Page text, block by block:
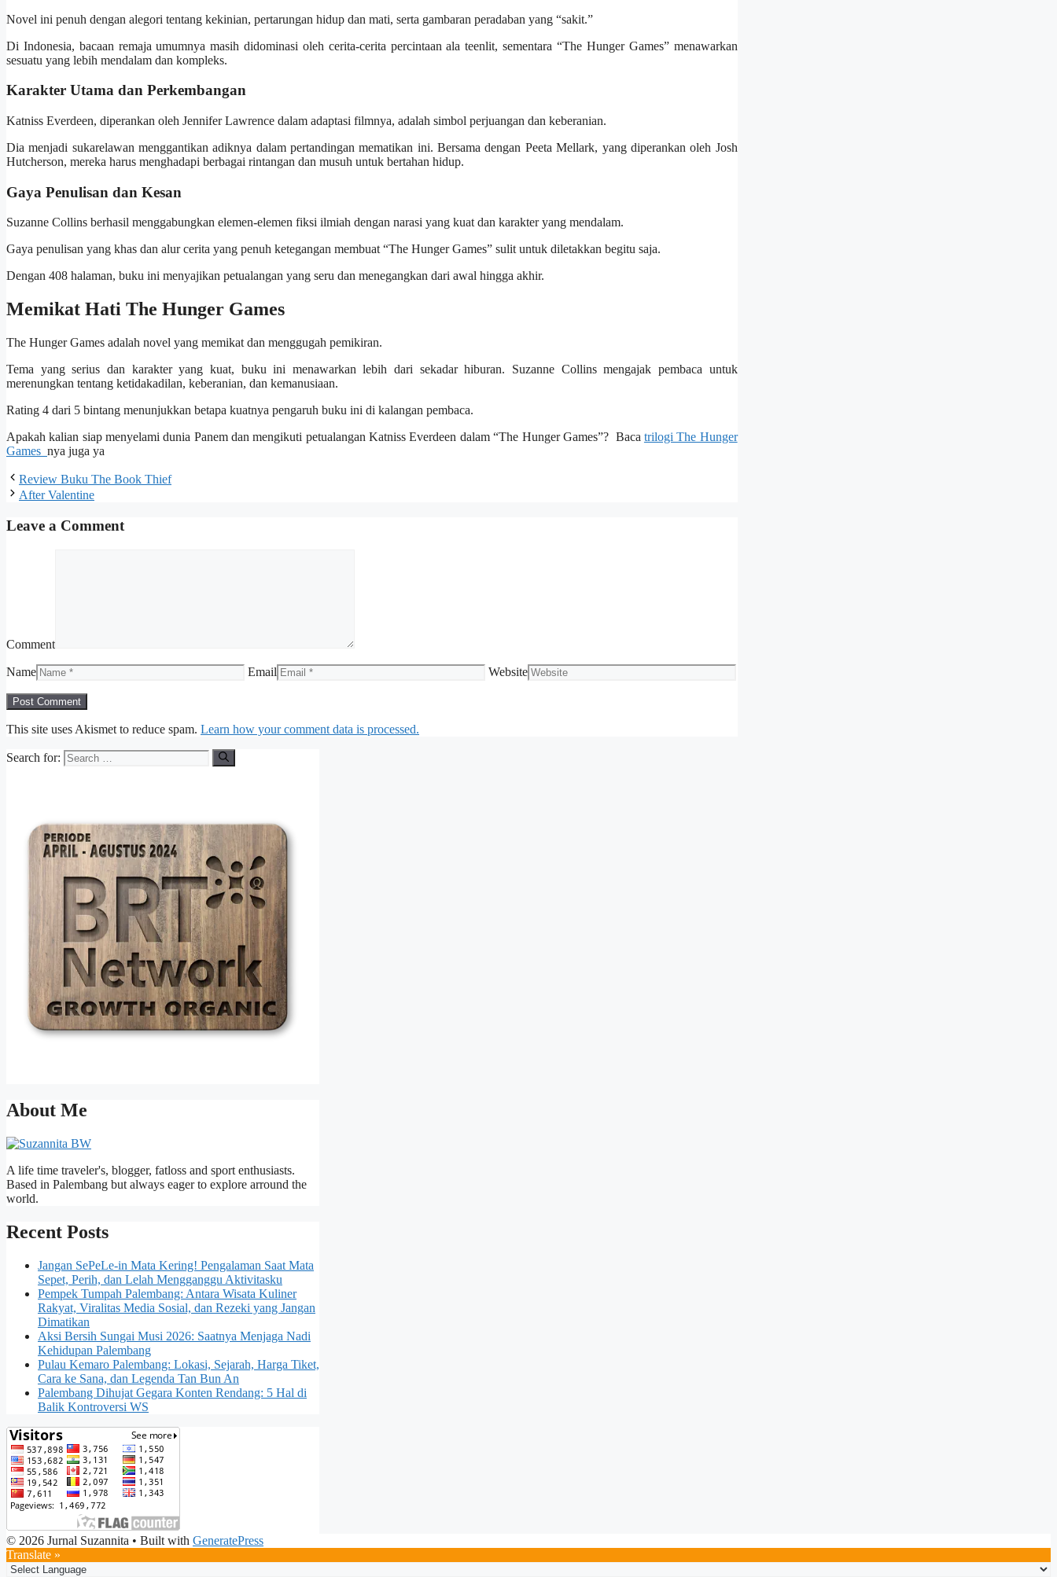
Novel ini penuh dengan alegori tentang kekinian, pertarungan hidup dan mati, serta gambaran peradaban yang “sakit.”
Di Indonesia, bacaan remaja umumnya masih didominasi oleh cerita-cerita percintaan ala teenlit, sementara “The Hunger Games” menawarkan
sesuatu yang lebih mendalam dan kompleks.
Karakter Utama dan Perkembangan
Katniss Everdeen, diperankan oleh Jennifer Lawrence dalam adaptasi filmnya, adalah simbol perjuangan dan keberanian.
Dia menjadi sukarelawan menggantikan adiknya dalam pertandingan mematikan ini. Bersama dengan Peeta Mellark, yang diperankan oleh Josh
Hutcherson, mereka harus menghadapi berbagai rintangan dan musuh untuk bertahan hidup.
Gaya Penulisan dan Kesan
Suzanne Collins berhasil menggabungkan elemen-elemen fiksi ilmiah dengan narasi yang kuat dan karakter yang mendalam.
Gaya penulisan yang khas dan alur cerita yang penuh ketegangan membuat “The Hunger Games” sulit untuk diletakkan begitu saja.
Dengan 408 halaman, buku ini menyajikan petualangan yang seru dan menegangkan dari awal hingga akhir.
Memikat Hati The Hunger Games
The Hunger Games adalah novel yang memikat dan menggugah pemikiran.
Tema yang serius dan karakter yang kuat, buku ini menawarkan lebih dari sekadar hiburan. Suzanne Collins mengajak pembaca untuk
merenungkan tentang ketidakadilan, keberanian, dan kemanusiaan.
Rating 4 dari 5 bintang menunjukkan betapa kuatnya pengaruh buku ini di kalangan pembaca.
Apakah kalian siap menyelami dunia Panem dan mengikuti petualangan Katniss Everdeen dalam “The Hunger Games”? Baca trilogi The Hunger
Games nya juga ya
Review Buku The Book Thief
After Valentine
Leave a Comment
Comment
Name Email Website
This site uses Akismet to reduce spam. Learn how your comment data is processed.
Search for:
About Me
A life time traveler's, blogger, fatloss and sport enthusiasts.
Based in Palembang but always eager to explore arround the
world.
Recent Posts
Jangan SePeLe-in Mata Kering! Pengalaman Saat Mata
Sepet, Perih, dan Lelah Mengganggu Aktivitasku
Pempek Tumpah Palembang: Antara Wisata Kuliner
Rakyat, Viralitas Media Sosial, dan Rezeki yang Jangan
Dimatikan
Aksi Bersih Sungai Musi 2026: Saatnya Menjaga Nadi
Kehidupan Palembang
Pulau Kemaro Palembang: Lokasi, Sejarah, Harga Tiket,
Cara ke Sana, dan Legenda Tan Bun An
Palembang Dihujat Gegara Konten Rendang: 5 Hal di
Balik Kontroversi WS
© 2026 Jurnal Suzannita • Built with GeneratePress
Translate »